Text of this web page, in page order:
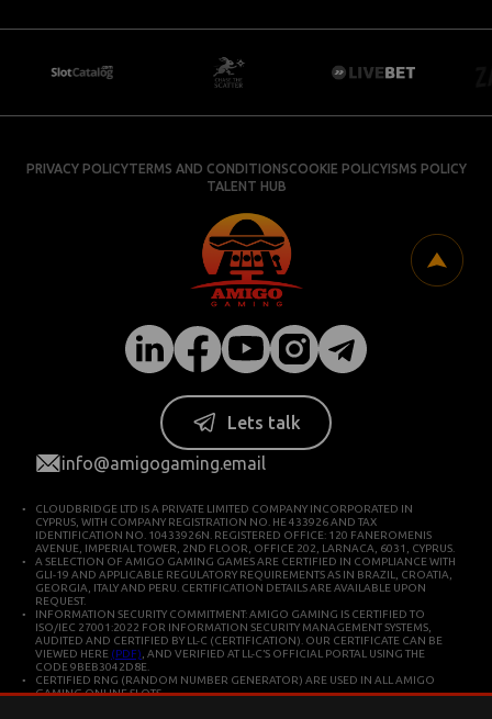
PRIVACY POLICYTERMS AND CONDITIONSCOOKIE POLICYISMS POLICY
TALENT HUB
Lets talk
info@amigogaming.email
CLOUDBRIDGE LTD IS A PRIVATE LIMITED COMPANY INCORPORATED IN
CYPRUS, WITH COMPANY REGISTRATION NO. HE 433926 AND TAX
IDENTIFICATION NO. 10433926N. REGISTERED OFFICE: 120 FANEROMENIS
AVENUE, IMPERIAL TOWER, 2ND FLOOR, OFFICE 202, LARNACA, 6031, CYPRUS.
A SELECTION OF AMIGO GAMING GAMES ARE CERTIFIED IN COMPLIANCE WITH
GLI-19 AND APPLICABLE REGULATORY REQUIREMENTS AS IN BRAZIL, CROATIA,
GEORGIA, ITALY AND PERU. CERTIFICATION DETAILS ARE AVAILABLE UPON
REQUEST.
INFORMATION SECURITY COMMITMENT: AMIGO GAMING IS CERTIFIED TO
ISO/IEC 27001:2022 FOR INFORMATION SECURITY MANAGEMENT SYSTEMS,
AUDITED AND CERTIFIED BY LL-C (CERTIFICATION). OUR CERTIFICATE CAN BE
VIEWED HERE (PDF) , AND VERIFIED AT LL-C’S OFFICIAL PORTAL USING THE
CODE 9BEB3042D8E.
CERTIFIED RNG (RANDOM NUMBER GENERATOR) ARE USED IN ALL AMIGO
GAMING ONLINE SLOTS.